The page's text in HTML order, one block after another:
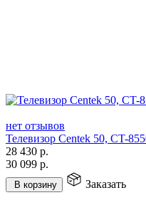
нет отзывов
Телевизор Centek 50, CT-
28 430 р.
30 099 р.
В корзину Заказать